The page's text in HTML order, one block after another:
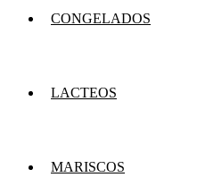
CONGELADOS
LACTEOS
MARISCOS